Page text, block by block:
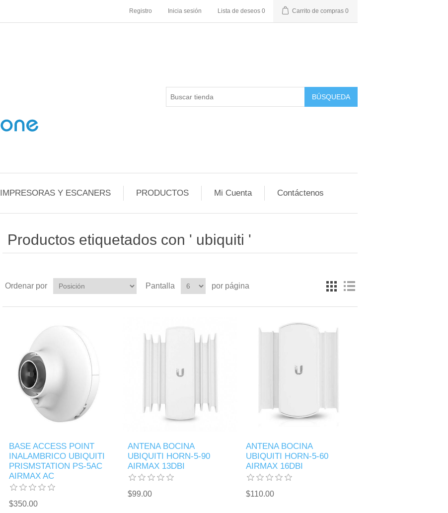
Registro Inicia sesión Lista de deseos 0 Carrito de compras 0
BÚSQUEDA
IMPRESORAS Y ESCANERS PRODUCTOS Mi Cuenta Contáctenos
Productos etiquetados con ' ubiquiti '
Ordenar por Pantalla por página
BASE ACCESS POINT
INALAMBRICO UBIQUITI
PRISMSTATION PS-5AC
AIRMAX AC
$350.00
ANTENA BOCINA
UBIQUITI HORN-5-90
AIRMAX 13DBI
$99.00
ANTENA BOCINA
UBIQUITI HORN-5-60
AIRMAX 16DBI
$110.00